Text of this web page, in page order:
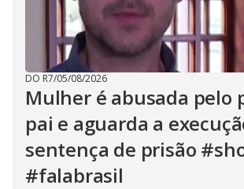
DO R7/05/08/2026
Mulher é abusada pelo
pai e aguarda a
sentença de prisão
#falabrasil